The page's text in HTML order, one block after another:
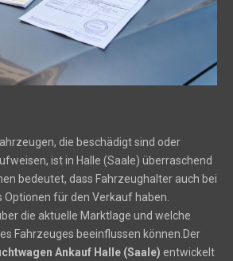
die beschädigt sind oder
ist in Halle (Saale) überraschend
bedeutet, dass Fahrzeughalter auch bei
für den Verkauf haben.
die aktuelle Marktlage und welche
Fahrzeuges beeinflussen können.Der
Ankauf Halle (Saale) entwickelt